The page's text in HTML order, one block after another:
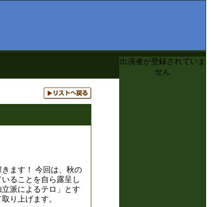
ます！ 今回は、秋の
ることを自ら露呈し
派によるテロ」とす
り上げます。
出演者が登録されていま
せん